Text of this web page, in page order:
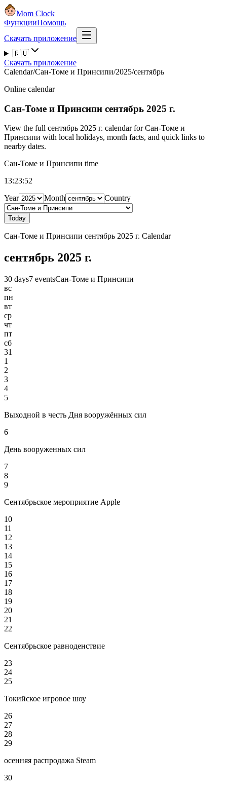
Mom Clock
ФункцииПомощь
Скачать приложение
🇷🇺
Скачать приложение
Calendar/Сан-Томе и Принсипи/2025/сентябрь
Online calendar
Сан-Томе и Принсипи сентябрь 2025 г.
View the full сентябрь 2025 г. calendar for Сан-Томе и
Принсипи with local holidays, month facts, and quick links to
nearby dates.
Сан-Томе и Принсипи time
13:23:53
Year
Month Country
Today
Сан-Томе и Принсипи сентябрь 2025 г. Calendar
сентябрь 2025 г.
30 days7 eventsСан-Томе и Принсипи
вс
пн
вт
ср
чт
пт
сб
31
1
2
3
4
5
Выходной в честь Дня вооружённых сил
6
День вооруженных сил
7
8
9
Сентябрьское мероприятие Apple
10
11
12
13
14
15
16
17
18
19
20
21
22
Сентябрьское равноденствие
23
24
25
Токийское игровое шоу
26
27
28
29
осенняя распродажа Steam
30